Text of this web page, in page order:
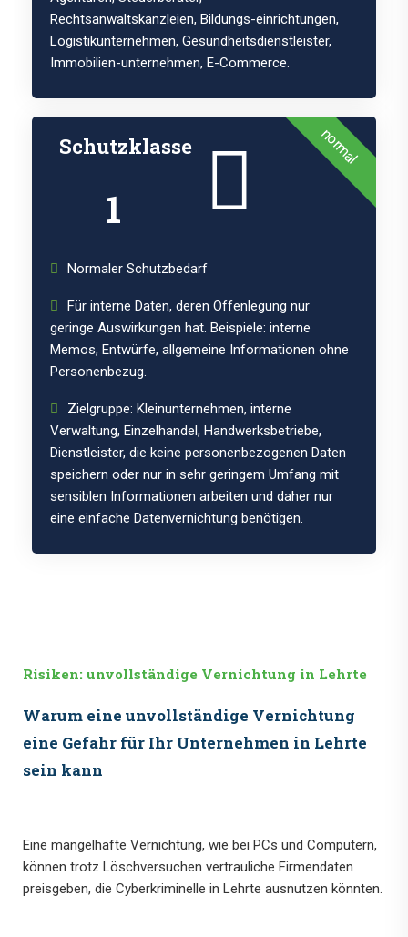
Rechtsanwaltskanzleien, Bildungs-einrichtungen,
Logistikunternehmen, Gesundheitsdienstleister,
Immobilien-unternehmen, E-Commerce.
normal
Schutzklasse
1
Normaler Schutzbedarf
Für interne Daten, deren Offenlegung nur
geringe Auswirkungen hat. Beispiele: interne
Memos, Entwürfe, allgemeine Informationen ohne
Personenbezug.
Zielgruppe: Kleinunternehmen, interne
Verwaltung, Einzelhandel, Handwerksbetriebe,
Dienstleister, die keine personenbezogenen Daten
speichern oder nur in sehr geringem Umfang mit
sensiblen Informationen arbeiten und daher nur
eine einfache Datenvernichtung benötigen.
Risiken: unvollständige Vernichtung in Lehrte
Warum eine unvollständige Vernichtung
eine Gefahr für Ihr Unternehmen in Lehrte
sein kann
Eine mangelhafte Vernichtung, wie bei PCs und Computern,
können trotz Löschversuchen vertrauliche Firmendaten
preisgeben, die Cyberkriminelle in Lehrte ausnutzen könnten.